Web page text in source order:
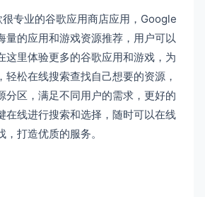
专业的谷歌应用商店应用，Google
量的应用和游戏资源推荐，用户可以
这里体验更多的谷歌应用和游戏，为
轻松在线搜索查找自己想要的资源，
分区，满足不同用户的需求，更好的
在线进行搜索和选择，随时可以在线
打造优质的服务。